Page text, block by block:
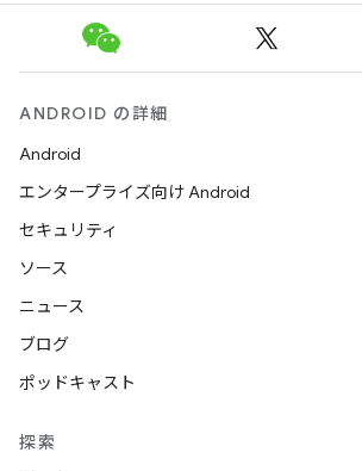
ANDROID の詳細
Android
エンタープライズ向け Android
セキュリティ
ソース
ニュース
ブログ
ポッドキャスト
探索